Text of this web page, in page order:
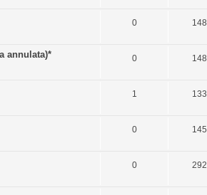
0
annulata)* 0
1
0
0